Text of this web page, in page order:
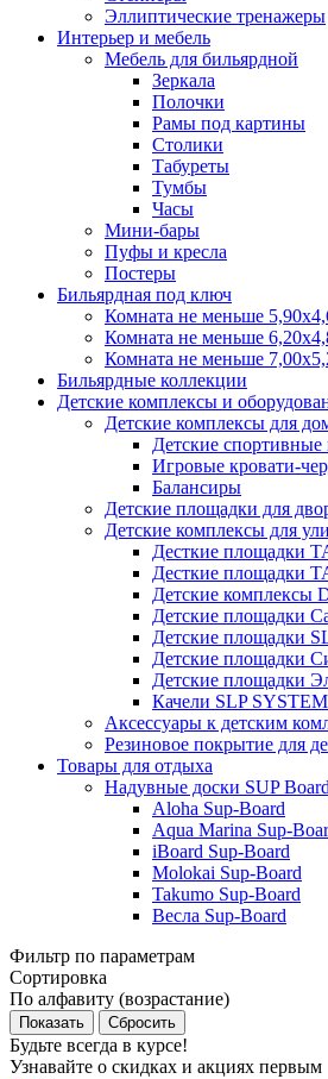
Эллиптические тренажеры
Интерьер и мебель
Мебель для бильярдной
Зеркала
Полочки
Рамы под картины
Столики
Табуреты
Тумбы
Часы
Мини-бары
Пуфы и кресла
Постеры
Бильярдная под ключ
Комната не меньше
Комната не меньше
Комната не меньше
Бильярдные коллекции
Детские комплексы и
Детские комплексы для
Детские
Игровые кровати-
Балансиры
Детские площадки для
Детские комплексы для
Десткие площадки
Десткие площадки
Детские комплексы
Детские площадки
Детские площадки
Детские площадки
Детские площадки
Качели SLP
Аксессуары к детским
Резиновое покрытие для
Товары для отдыха
Надувные доски SUP Board
Aloha Sup-Board
Aqua Marina Sup-
iBoard Sup-Board
Molokai Sup-Board
Takumo Sup-Board
Весла Sup-Board
Фильтр по параметрам
Сортировка
По алфавиту (возрастание)
Сбросить
Будьте всегда в курсе!
Узнавайте о скидках и акциях первым